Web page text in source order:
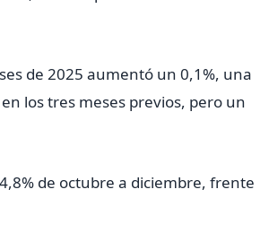
de 2025 aumentó un 0,1%, una
los tres meses previos, pero un
de octubre a diciembre, frente